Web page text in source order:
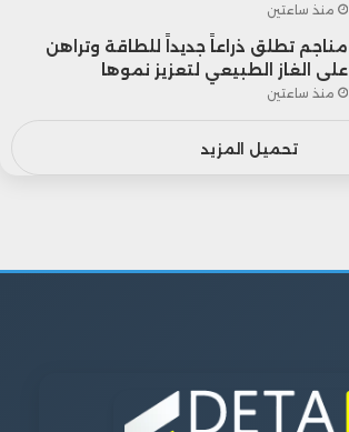
منذ ساعتين
مناجم تطلق ذراعاً جديداً للطاقة وتراهن
على الغاز الطبيعي لتعزيز نموها
منذ ساعتين
تحميل المزيد